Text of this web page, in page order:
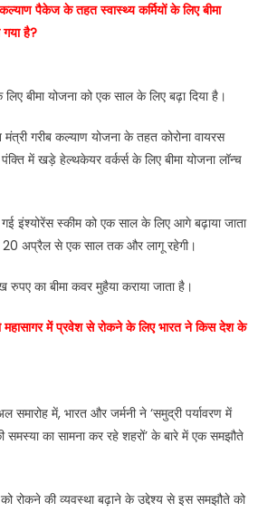
पैकेज के तहत स्वास्थ्य कर्मियों के लिए बीमा
गया है?
बीमा योजना को एक साल के लिए बढ़ा दिया है।
गरीब कल्याण योजना के तहत कोरोना वायरस
में खड़े हेल्थकेयर वर्कर्स के लिए बीमा योजना लॉन्च
इंश्योरेंस स्कीम को एक साल के लिए आगे बढ़ाया जाता
20 अप्रैल से एक साल तक और लागू रहेगी।
का बीमा कवर मुहैया कराया जाता है।
महासागर में प्रवेश से रोकने के लिए भारत ने किस देश के
में, भारत और जर्मनी ने ‘समुद्री पर्यावरण में
का सामना कर रहे शहरों’ के बारे में एक समझौते
को रोकने की व्‍यवस्‍था बढ़ाने के उद्देश्‍य से इस समझौते को